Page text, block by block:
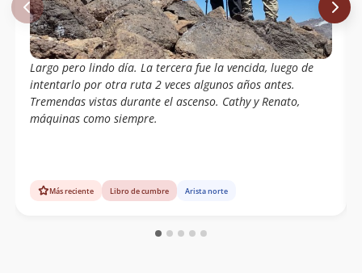
Largo pero lindo día. La tercera fue la vencida, luego de
intentarlo por otra ruta 2 veces algunos años antes.
Tremendas vistas durante el ascenso. Cathy y Renato,
máquinas como siempre.
Más reciente Libro de cumbre Arista norte